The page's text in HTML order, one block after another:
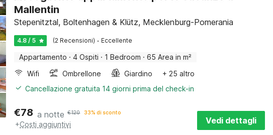
Mallentin
Stepenitztal, Boltenhagen & Klütz, Mecklenburg-Pomerania
4.8 / 5 (2 Recensioni) · Eccellente
Appartamento · 4 Ospiti · 1 Bedroom · 65 Area in m²
Wifi
Ombrellone Giardino
+ 25 altro
Cancellazione gratuita 14 giorni prima del check-in
€78 a notte €120 33% di sconto
+Costi aggiuntivi Vedi dettagli